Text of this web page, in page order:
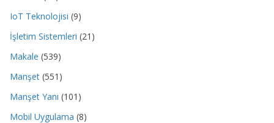
IoT Teknolojisi (9)
İşletim Sistemleri (21)
Makale (539)
Manşet (551)
Manşet Yanı (101)
Mobil Uygulama (8)